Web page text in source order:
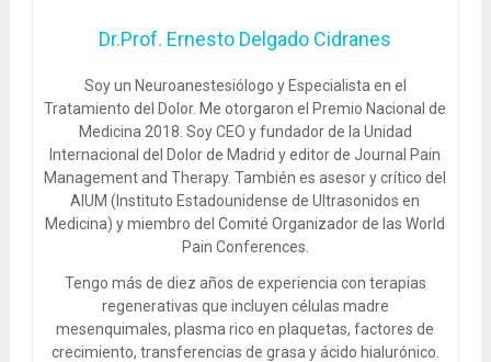
Dr.Prof. Ernesto Delgado Cidranes
Soy un Neuroanestesiólogo y Especialista en el
Tratamiento del Dolor. Me otorgaron el Premio Nacional de
Medicina 2018. Soy CEO y fundador de la Unidad
Internacional del Dolor de Madrid y editor de Journal Pain
Management and Therapy. También es asesor y crítico del
AIUM (Instituto Estadounidense de Ultrasonidos en
Medicina) y miembro del Comité Organizador de las World
Pain Conferences.
Tengo más de diez años de experiencia con terapias
regenerativas que incluyen células madre
mesenquimales, plasma rico en plaquetas, factores de
crecimiento, transferencias de grasa y ácido hialurónico.